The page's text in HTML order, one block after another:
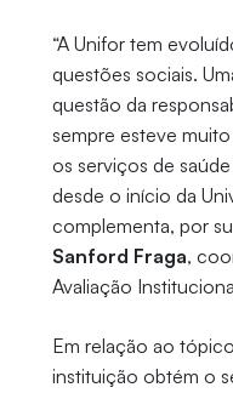
“A Unifor tem
questões sociais.
questão da
sempre esteve
os serviços de
desde o início da
complementa, por
Sanford Fraga,
Avaliação
Em relação ao
instituição obtém o